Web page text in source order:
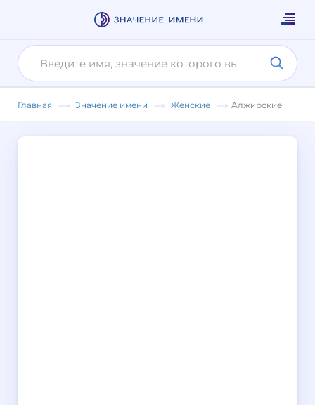
Главная Значение имени Женские Алжирские